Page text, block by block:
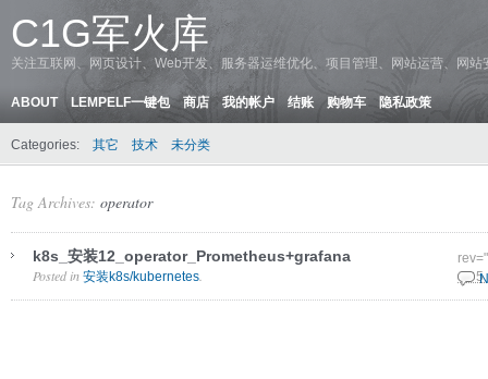
C1G军火库
关注互联网、网页设计、Web开发、服务器运维优化、项目管理、网站运营、网
ABOUT LEMPELF一键包 商店 我的帐户 结账 购物车 隐私政策
Categories: 其它 技术 未分类
Tag Archives: operator
k8s_安装12_operator_Prometheus+grafana
17 5
Posted in 安装k8s/kubernetes